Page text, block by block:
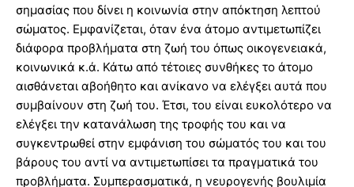
σημασίας που δίνει η κοινωνία στην απόκτηση λεπτού
σώματος. Εμφανίζεται, όταν ένα άτομο αντιμετωπίζει
διάφορα προβλήματα στη ζωή του όπως οικογενειακά,
κοινωνικά κ.ά. Κάτω από τέτοιες συνθήκες το άτομο
αισθάνεται αβοήθητο και ανίκανο να ελέγξει αυτά που
συμβαίνουν στη ζωή του. Έτσι, του είναι ευκολότερο να
ελέγξει την κατανάλωση της τροφής του και να
συγκεντρωθεί στην εμφάνιση του σώματός του και του
βάρους του αντί να αντιμετωπίσει τα πραγματικά του
προβλήματα. Συμπερασματικά, η νευρογενής βουλιμία